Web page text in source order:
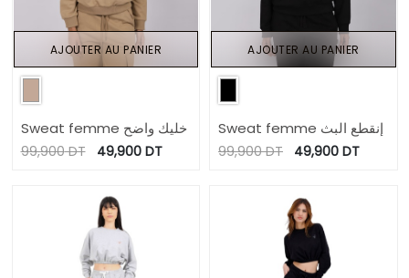
Sweat femme خليك واضح
99,900DT 49,900DT
AJOUTER AU PANIER
Sweat femme إنقطع البث
99,900DT 49,900 DT
AJOUTER AU PANIER